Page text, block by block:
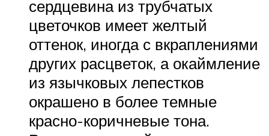
сердцевина из трубчатых
цветочков имеет желтый
оттенок, иногда с вкраплениями
других расцветок, а окаймление
из язычковых лепестков
окрашено в более темные
красно-коричневые тона.